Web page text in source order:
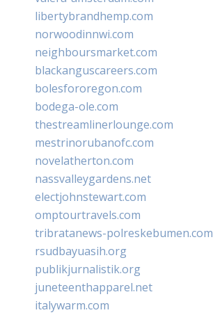
libertybrandhemp.com
norwoodinnwi.com
neighboursmarket.com
blackanguscareers.com
bolesfororegon.com
bodega-ole.com
thestreamlinerlounge.com
mestrinorubanofc.com
novelatherton.com
nassvalleygardens.net
electjohnstewart.com
omptourtravels.com
tribratanews-polreskebumen.com
rsudbayuasih.org
publikjurnalistik.org
juneteenthapparel.net
italywarm.com